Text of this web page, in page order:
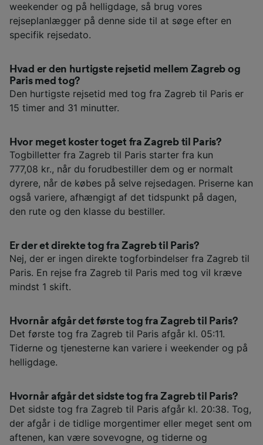
weekender og på helligdage, så brug vores
rejseplanlægger på denne side til at søge efter en
specifik rejsedato.
Hvad er den hurtigste rejsetid mellem Zagreb og
Paris med tog?
Den hurtigste rejsetid med tog fra Zagreb til Paris er
15 timer and 31 minutter.
Hvor meget koster toget fra Zagreb til Paris?
Togbilletter fra Zagreb til Paris starter fra kun
777,08 kr., når du forudbestiller dem og er normalt
dyrere, når de købes på selve rejsedagen. Priserne kan
også variere, afhængigt af det tidspunkt på dagen,
den rute og den klasse du bestiller.
Er der et direkte tog fra Zagreb til Paris?
Nej, der er ingen direkte togforbindelser fra Zagreb til
Paris. En rejse fra Zagreb til Paris med tog vil kræve
mindst 1 skift.
Hvornår afgår det første tog fra Zagreb til Paris?
Det første tog fra Zagreb til Paris afgår kl. 05:11.
Tiderne og tjenesterne kan variere i weekender og på
helligdage.
Hvornår afgår det sidste tog fra Zagreb til Paris?
Det sidste tog fra Zagreb til Paris afgår kl. 20:38. Tog,
der afgår i de tidlige morgentimer eller meget sent om
aftenen, kan være sovevogne, og tiderne og